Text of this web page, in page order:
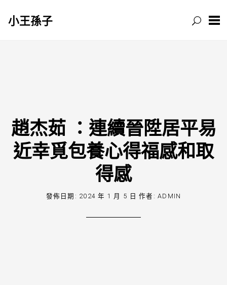
小王孫子
趙杰茹 ：連續晉陞居平易
近幸覓包養心得福感和取
得感
發佈日期: 2024 年 1 月 5 日 作者:ADMIN